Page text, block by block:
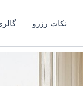
نکات رزرو